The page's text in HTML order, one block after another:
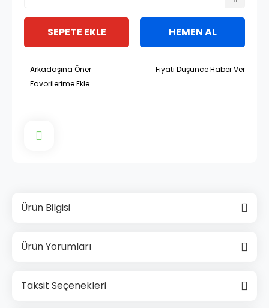
SEPETE EKLE HEMEN AL
Arkadaşına Öner Fiyatı Düşünce Haber Ver
Ürün Bilgisi
Ürün Yorumları
Taksit Seçenekleri